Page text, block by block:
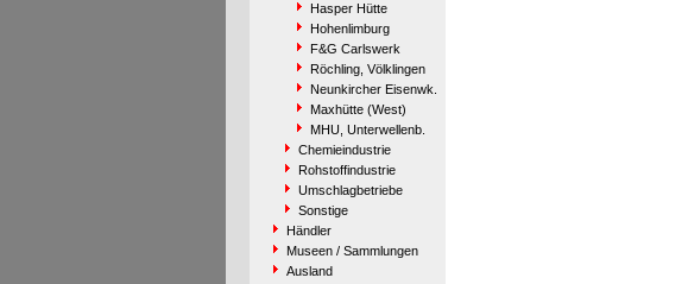
Hasper Hütte
Hohenlimburg
F&G Carlswerk
Röchling, Völklingen
Neunkircher Eisenwk.
Maxhütte (West)
MHU, Unterwellenb.
Chemieindustrie
Rohstoffindustrie
Umschlagbetriebe
Sonstige
Händler
Museen / Sammlungen
Ausland